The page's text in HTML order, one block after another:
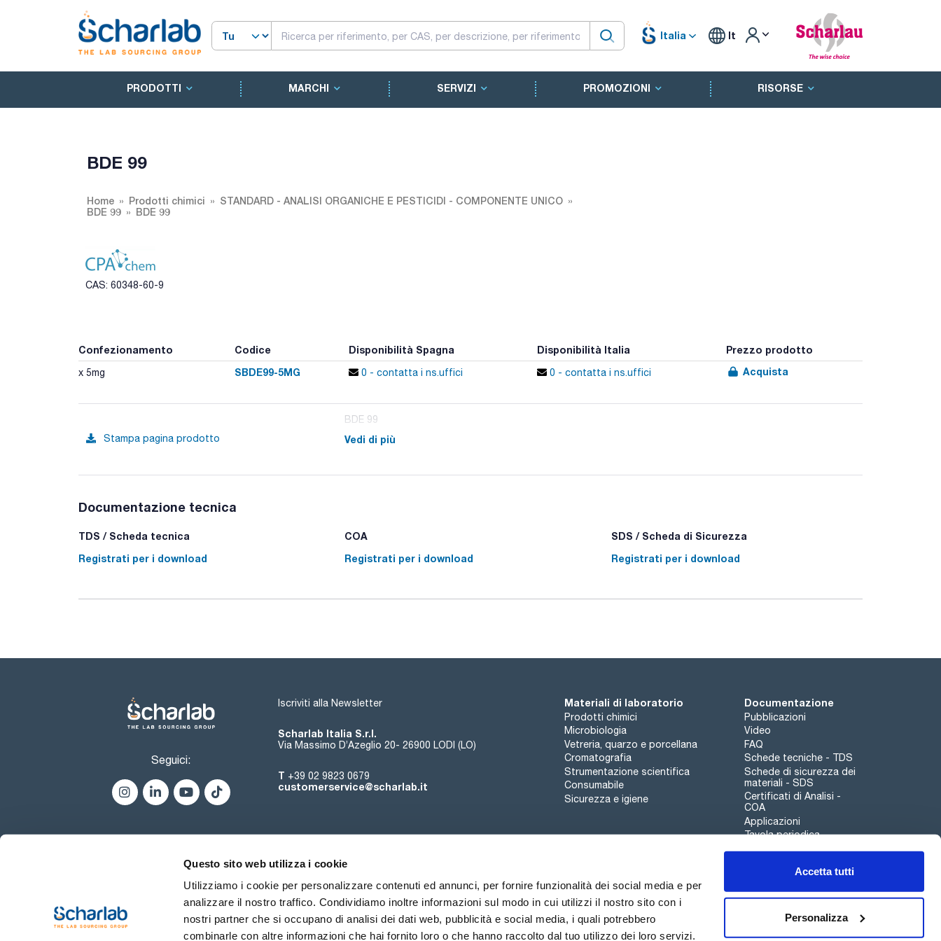
Questo sito web utilizza i cookie
Utilizziamo i cookie per personalizzare contenuti ed annunci, per fornire funzionalità dei social media e per
analizzare il nostro traffico. Condividiamo inoltre informazioni sul modo in cui utilizzi il nostro sito con i
nostri partner che si occupano di analisi dei dati web, pubblicità e social media, i quali potrebbero
combinarle con altre informazioni che hai fornito loro o che hanno raccolto dal tuo utilizzo dei loro servizi.
Accetta tutti
Personalizza
Italia It
PRODOTTI MARCHI SERVIZI PROMOZIONI RISORSE
BDE 99
Home Prodotti chimici
STANDARD - ANALISI ORGANICHE E PESTICIDI - COMPONENTE UNICO
BDE 99
BDE 99
CAS: 60348-60-9
Confezionamento Codice Disponibilità Spagna Disponibilità Italia Prezzo prodotto
x 5mg SBDE99-5MG 0 - contatta i ns.uffici 0 - contatta i ns.uffici Acquista
Stampa pagina prodotto
BDE 99
Vedi di più
Documentazione tecnica
TDS / Scheda tecnica
Registrati per i download
COA
Registrati per i download
SDS / Scheda di Sicurezza
Registrati per i download
Seguici:
Iscriviti alla Newsletter
Scharlab Italia S.r.l.
Via Massimo D’Azeglio 20- 26900 LODI (LO)
T +39 02 9823 0679
customerservice@scharlab.it
Materiali di laboratorio
Prodotti chimici
Microbiologia
Vetreria, quarzo e porcellana
Cromatografia
Strumentazione scientifica
Consumabile
Sicurezza e igiene
Documentazione
Pubblicazioni
Video
FAQ
Schede tecniche - TDS
Schede di sicurezza dei
materiali - SDS
Certificati di Analisi -
COA
Applicazioni
Tavola periodica
Canale di segnalazioni
Chi siamo Eventi Contatto Novità